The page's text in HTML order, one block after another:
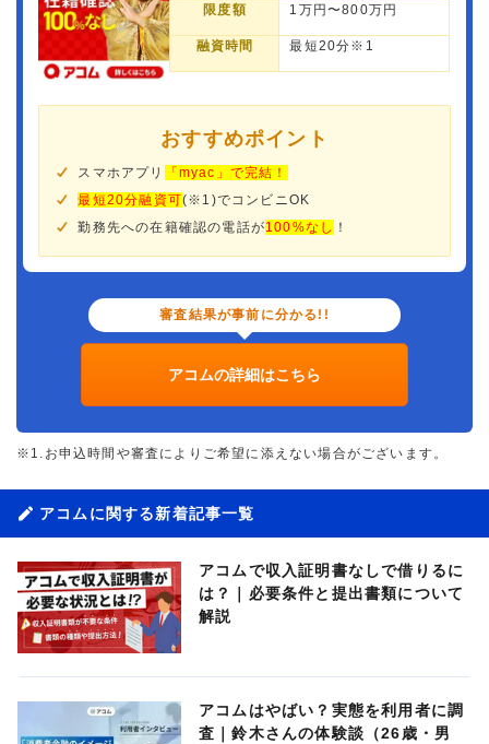
限度額 1万円〜800万円
融資時間 最短20分※1
おすすめポイント
スマホアプリ
「myac」で完結！
最短20分融資可(※1)でコンビニOK
勤務先への在籍確認の電話が100%なし ！
審査結果が事前に分かる!!
アコムの詳細はこちら
※1.お申込時間や審査によりご希望に添えない場合がございます。
アコムに関する新着記事一覧
アコムで収入証明書なしで借りるに
は？｜必要条件と提出書類について
解説
アコムはやばい？実態を利用者に調
査｜鈴木さんの体験談（26歳・男